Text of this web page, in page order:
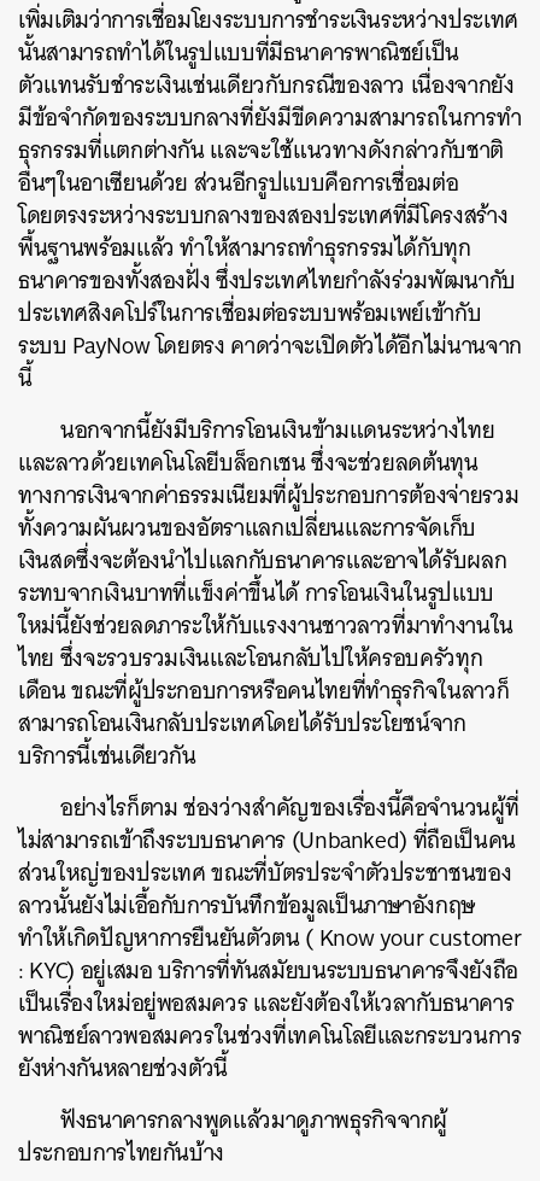
เพิ่มเติมว่าการเชื่อมโยงระบบการชำระเงินระหว่างประเทศ
นั้นสามารถทำได้ในรูปแบบที่มีธนาคารพาณิชย์เป็น
ตัวแทนรับชำระเงินเช่นเดียวกับกรณีของลาว เนื่องจากยัง
มีข้อจำกัดของระบบกลางที่ยังมีขีดความสามารถในการทำ
ธุรกรรมที่แตกต่างกัน และจะใช้แนวทางดังกล่าวกับชาติ
อื่นๆในอาเซียนด้วย ส่วนอีกรูปแบบคือการเชื่อมต่อ
โดยตรงระหว่างระบบกลางของสองประเทศที่มีโครงสร้าง
พื้นฐานพร้อมแล้ว ทำให้สามารถทำธุรกรรมได้กับทุก
ธนาคารของทั้งสองฝั่ง ซึ่งประเทศไทยกำลังร่วมพัฒนากับ
ประเทศสิงคโปร์ในการเชื่อมต่อระบบพร้อมเพย์เข้ากับ
ระบบ PayNow โดยตรง คาดว่าจะเปิดตัวได้อีกไม่นานจาก
นี้
นอกจากนี้ยังมีบริการโอนเงินข้ามแดนระหว่างไทย
และลาวด้วยเทคโนโลยีบล็อกเชน ซึ่งจะช่วยลดต้นทุน
ทางการเงินจากค่าธรรมเนียมที่ผู้ประกอบการต้องจ่ายรวม
ทั้งความผันผวนของอัตราแลกเปลี่ยนและการจัดเก็บ
เงินสดซึ่งจะต้องนำไปแลกกับธนาคารและอาจได้รับผลก
ระทบจากเงินบาทที่แข็งค่าขึ้นได้ การโอนเงินในรูปแบบ
ใหม่นี้ยังช่วยลดภาระให้กับแรงงานชาวลาวที่มาทำงานใน
ไทย ซึ่งจะรวบรวมเงินและโอนกลับไปให้ครอบครัวทุก
เดือน ขณะที่ผู้ประกอบการหรือคนไทยที่ทำธุรกิจในลาวก็
สามารถโอนเงินกลับประเทศโดยได้รับประโยชน์จาก
บริการนี้เช่นเดียวกัน
อย่างไรก็ตาม ช่องว่างสำคัญของเรื่องนี้คือจำนวนผู้ที่
ไม่สามารถเข้าถึงระบบธนาคาร (Unbanked) ที่ถือเป็นคน
ส่วนใหญ่ของประเทศ ขณะที่บัตรประจำตัวประชาชนของ
ลาวนั้นยังไม่เอื้อกับการบันทึกข้อมูลเป็นภาษาอังกฤษ
ทำให้เกิดปัญหาการยืนยันตัวตน ( Know your customer
: KYC) อยู่เสมอ บริการที่ทันสมัยบนระบบธนาคารจึงยังถือ
เป็นเรื่องใหม่อยู่พอสมควร และยังต้องให้เวลากับธนาคาร
พาณิชย์ลาวพอสมควรในช่วงที่เทคโนโลยีและกระบวนการ
ยังห่างกันหลายช่วงตัวนี้
ฟังธนาคารกลางพูดแล้วมาดูภาพธุรกิจจากผู้
ประกอบการไทยกันบ้าง